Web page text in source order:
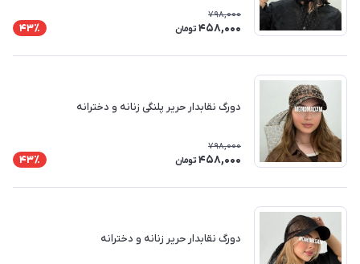
798,000
458,000 تومان 43٪
دورگ نقابدار حریر پلنگی زنانه و دخترانه
798,000
458,000 تومان 43٪
دورگ نقابدار حریر زنانه و دخترانه